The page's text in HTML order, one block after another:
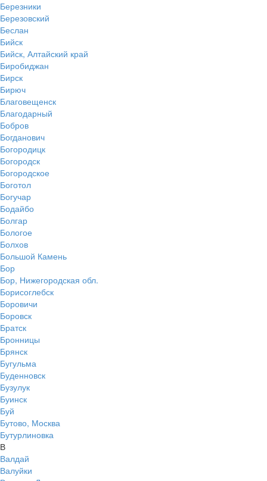
Березники
Березовский
Беслан
Бийск
Бийск, Алтайский край
Биробиджан
Бирск
Бирюч
Благовещенск
Благодарный
Бобров
Богданович
Богородицк
Богородск
Богородское
Боготол
Богучар
Бодайбо
Болгар
Бологое
Болхов
Большой Камень
Бор
Бор, Нижегородская обл.
Борисоглебск
Боровичи
Боровск
Братск
Бронницы
Брянск
Бугульма
Буденновск
Бузулук
Буинск
Буй
Бутово, Москва
Бутурлиновка
В
Валдай
Валуйки